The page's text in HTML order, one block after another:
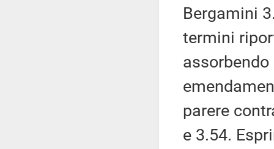
Bergamini
termini
parere
e 3.54.